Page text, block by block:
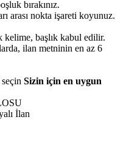
bırakınız.
arası nokta işareti koyunuz.
kelime, başlık kabul edilir.
ilan metninin en az 6
Sizin için en uygun
İlan